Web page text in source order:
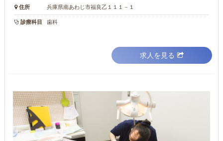
住所 兵庫県南あわじ市福良乙１１１－１
診療科目 歯科
求人を見る